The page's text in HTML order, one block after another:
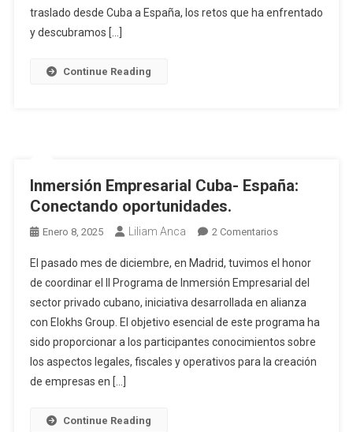
traslado desde Cuba a España, los retos que ha enfrentado
y descubramos […]
Continue Reading
Inmersión Empresarial Cuba- España:
Conectando oportunidades.
Enero 8, 2025 Liliam Anca 2 Comentarios
El pasado mes de diciembre, en Madrid, tuvimos el honor
de coordinar el II Programa de Inmersión Empresarial del
sector privado cubano, iniciativa desarrollada en alianza
con Elokhs Group. El objetivo esencial de este programa ha
sido proporcionar a los participantes conocimientos sobre
los aspectos legales, fiscales y operativos para la creación
de empresas en […]
Continue Reading